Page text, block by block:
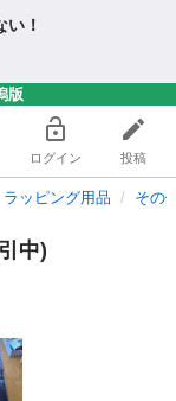
！
版
ログイン 投稿
ラッピング用品 その
中)